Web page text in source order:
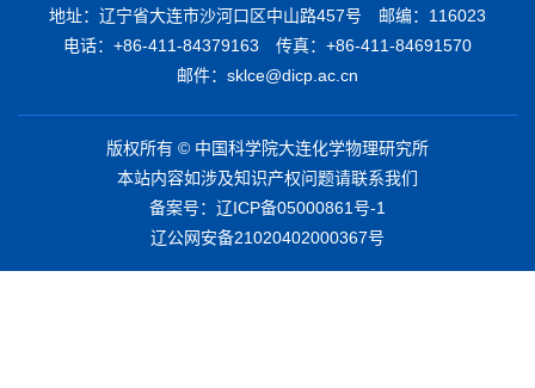
地址：辽宁省大连市沙河口区中山路457号 邮编：116023
电话：+86-411-84379163 传真：+86-411-84691570
邮件：sklce@dicp.ac.cn
版权所有 © 中国科学院大连化学物理研究所
本站内容如涉及知识产权问题请联系我们
备案号： 辽ICP备05000861号-1
辽公网安备21020402000367号